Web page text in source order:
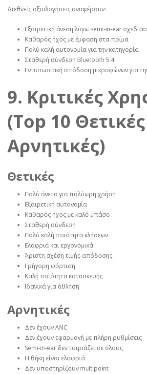
Διεθνείς αξιολογήσεις αναφέρουν:
Εξαιρετική άνεση λόγω semi‑in‑ear
Καθαρός ήχος με έμφαση στα πρίμα
Πολύ καλή αυτονομία για την κατηγορία
Σταθερή σύνδεση Bluetooth 5.4
Εντυπωσιακή απόδοση μικροφώνων για
9. Κριτικές
(Top 10
Αρνητικές)
Θετικές
Πολύ άνετα για πολύωρη χρήση
Εξαιρετική αυτονομία
Καθαρός ήχος με καλό μπάσο
Σταθερή σύνδεση
Πολύ καλή ποιότητα κλήσεων
Ελαφριά και εργονομικά
Άριστη σχέση τιμής‑απόδοσης
Γρήγορη φόρτιση
Καλή ποιότητα κατασκευής
Ιδανικά για άθληση
Αρνητικές
Δεν έχουν ANC
Δεν έχουν εφαρμογή με πλήρη ρυθμίσεις
Semi‑in‑ear δεν ταιριάζει σε όλους
Η θήκη είναι ελαφριά
Δεν υποστηρίζουν multipoint